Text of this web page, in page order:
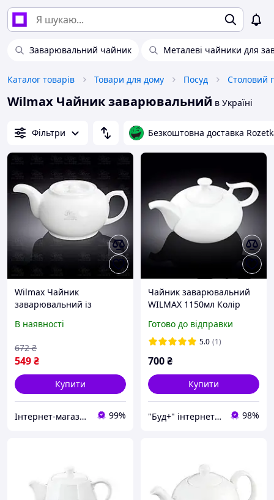
Заварювальний чайник Металеві чайники для
Каталог товарів Товари для дому Посуд Столовий
Wilmax Чайник заварювальний в Україні
Фільтри Безкоштовна доставка
Wilmax Чайник
заварювальний із
994011 / A
В наявності
549₴
672 ₴
Купити
Інтернет-магазин TopPosud 99%
Чайник заварювальний
WILMAX 1150мл Колір
Готово до відправки
5.0 (1)
700₴
Купити
"Буд+" інтернет-магазин інструментів та лебідок 98%